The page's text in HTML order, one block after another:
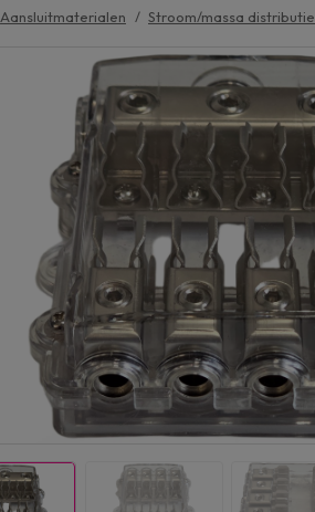
Aansluitmaterialen Stroom/massa distributie